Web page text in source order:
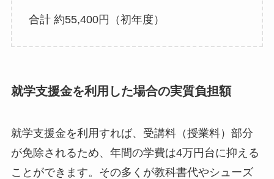
合計 約55,400円（初年度）
就学支援金を利用した場合の実質負担額
就学支援金を利用すれば、受講料（授業料）部分
が免除されるため、年間の学費は4万円台に抑える
ことができます。その多くが教科書代やシューズ